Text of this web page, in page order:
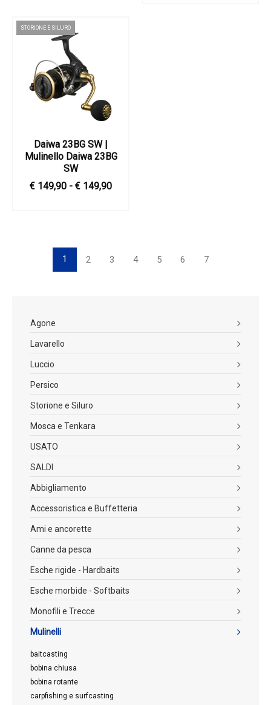
STORIONE E SILURO
Daiwa 23BG SW |
Mulinello Daiwa 23BG
SW
€ 149,90 - € 149,90
1 2 3 4 5 6 7
Agone
Lavarello
Luccio
Persico
Storione e Siluro
Mosca e Tenkara
USATO
SALDI
Abbigliamento
Accessoristica e Buffetteria
Ami e ancorette
Canne da pesca
Esche rigide - Hardbaits
Esche morbide - Softbaits
Monofili e Trecce
Mulinelli
baitcasting
bobina chiusa
bobina rotante
carpfishing e surfcasting